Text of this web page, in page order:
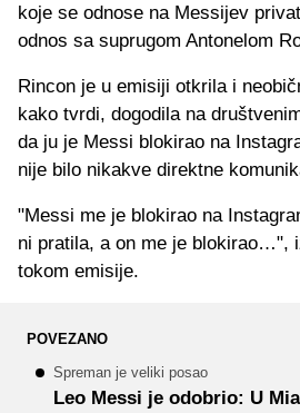
koje se odnose na Messijev
odnos sa suprugom Antonelom
Rincon je u emisiji otkrila i
kako tvrdi, dogodila na
da ju je Messi blokirao na
nije bilo nikakve direktne
"Messi me je blokirao na
ni pratila, a on me je blokirao…",
tokom emisije.
POVEZANO
Spreman je veliki posao
Leo Messi je odobrio: U